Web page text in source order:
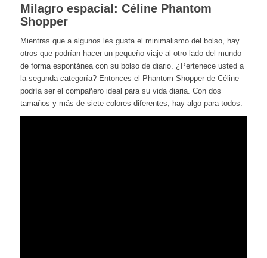
Milagro espacial: Céline Phantom
Shopper
Mientras que a algunos les gusta el minimalismo del bolso, hay
otros que podrían hacer un pequeño viaje al otro lado del mundo
de forma espontánea con su bolso de diario. ¿Pertenece usted a
la segunda categoría? Entonces el Phantom Shopper de Céline
podría ser el compañero ideal para su vida diaria. Con dos
tamaños y más de siete colores diferentes, hay algo para todos.